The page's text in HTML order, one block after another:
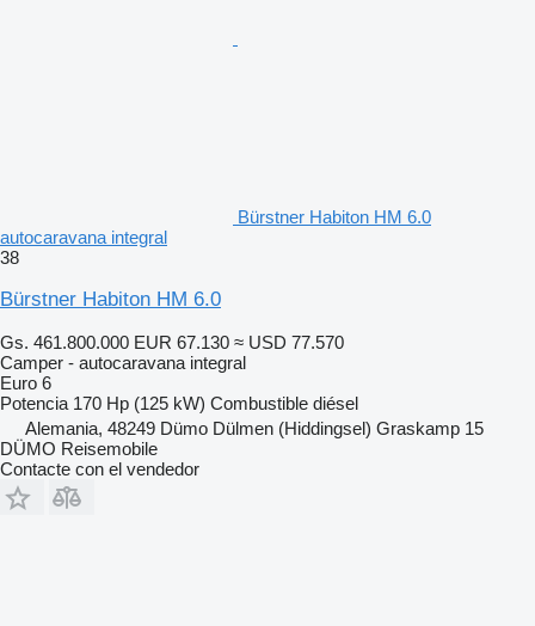
Bürstner Habiton HM 6.0
autocaravana integral
38
Bürstner Habiton HM 6.0
Gs. 461.800.000 EUR 67.130 ≈ USD 77.570
Camper - autocaravana integral
Euro 6
Potencia 170 Hp (125 kW) Combustible diésel
Alemania, 48249 Dümo Dülmen (Hiddingsel) Graskamp 15
DÜMO Reisemobile
Contacte con el vendedor